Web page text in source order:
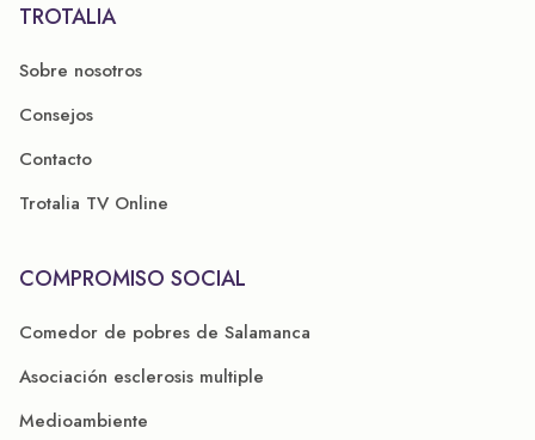
TROTALIA
Sobre nosotros
Consejos
Contacto
Trotalia TV Online
COMPROMISO SOCIAL
Comedor de pobres de Salamanca
Asociación esclerosis multiple
Medioambiente